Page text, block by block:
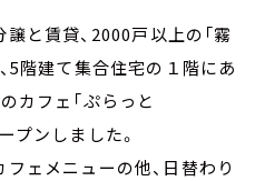
と賃貸、2000戸以上の「霧
5階建て集合住宅の１階にあ
カフェ「ぷらっと
プンしました。
ェメニューの他、日替わり